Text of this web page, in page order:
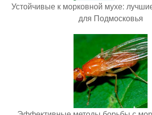
Устойчивые к морковной мухе:
для Подмосковья